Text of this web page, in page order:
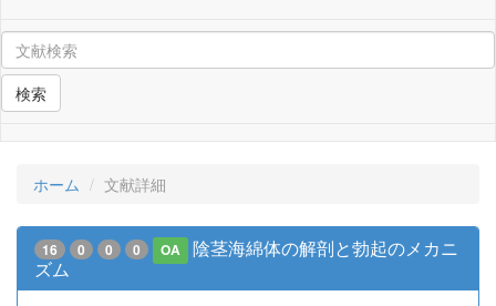
検索
ホーム 文献詳細
16 0 0 0 OA
陰茎海綿体の解剖と勃起のメカニ
ズム